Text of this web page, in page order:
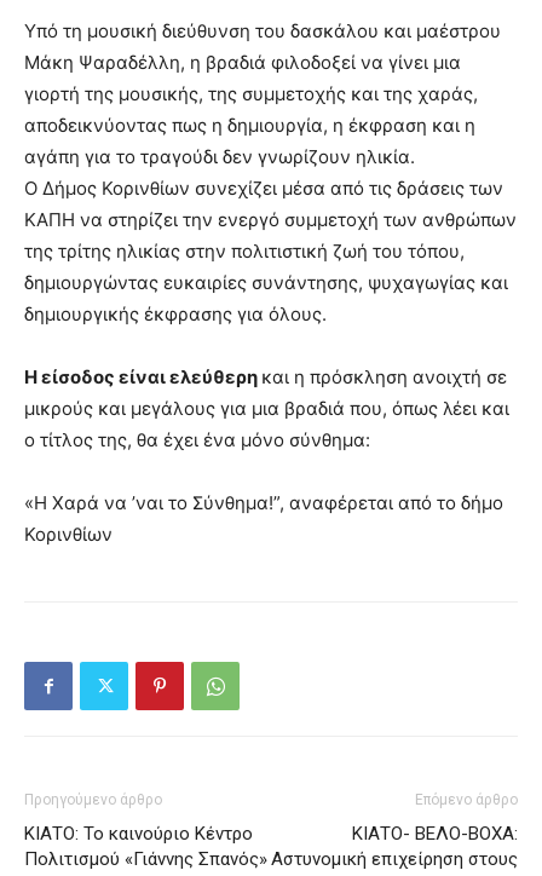
Υπό τη μουσική διεύθυνση του δασκάλου και μαέστρου
Μάκη Ψαραδέλλη, η βραδιά φιλοδοξεί να γίνει μια
γιορτή της μουσικής, της συμμετοχής και της χαράς,
αποδεικνύοντας πως η δημιουργία, η έκφραση και η
αγάπη για το τραγούδι δεν γνωρίζουν ηλικία.
Ο Δήμος Κορινθίων συνεχίζει μέσα από τις δράσεις των
ΚΑΠΗ να στηρίζει την ενεργό συμμετοχή των ανθρώπων
της τρίτης ηλικίας στην πολιτιστική ζωή του τόπου,
δημιουργώντας ευκαιρίες συνάντησης, ψυχαγωγίας και
δημιουργικής έκφρασης για όλους.
Η είσοδος είναι ελεύθερη και η πρόσκληση ανοιχτή σε
μικρούς και μεγάλους για μια βραδιά που, όπως λέει και
ο τίτλος της, θα έχει ένα μόνο σύνθημα:
«Η Χαρά να ’ναι το Σύνθημα!”, αναφέρεται από το δήμο
Κορινθίων
Προηγούμενο άρθρο
ΚΙΑΤΟ: Το καινούριο Κέντρο
Πολιτισμού «Γιάννης Σπανός»
Επόμενο άρθρο
ΚΙΑΤΟ- ΒΕΛΟ-ΒΟΧΑ:
Αστυνομική επιχείρηση στους